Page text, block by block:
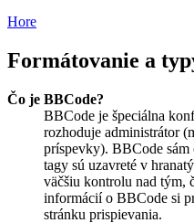
Hore
Formátovanie a
Čo je BBCode?
BBCode je špeciálna
rozhoduje administrátor
príspevky). BBCode
tagy sú uzavreté v
väčšiu kontrolu nad tým,
informácií o BBCode si
stránku prispievania.